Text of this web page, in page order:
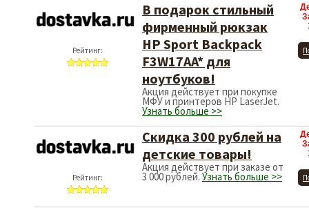
Рейтинг:
В подарок стильный
фирменный рюкзак
HP Sport Backpack
F3W17AA* для
ноутбуков!
Акция действует при покупке
МФУ и принтеров HP LaserJet.
Узнать больше >>
Рейтинг:
Скидка 300 рублей на
детские товары!
Акция действует при заказе от
3 000 рублей. Узнать больше >>